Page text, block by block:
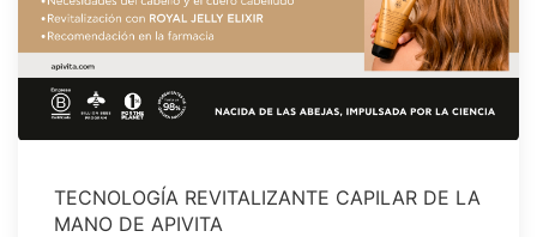
TECNOLOGÍA REVITALIZANTE CAPILAR DE LA
MANO DE APIVITA